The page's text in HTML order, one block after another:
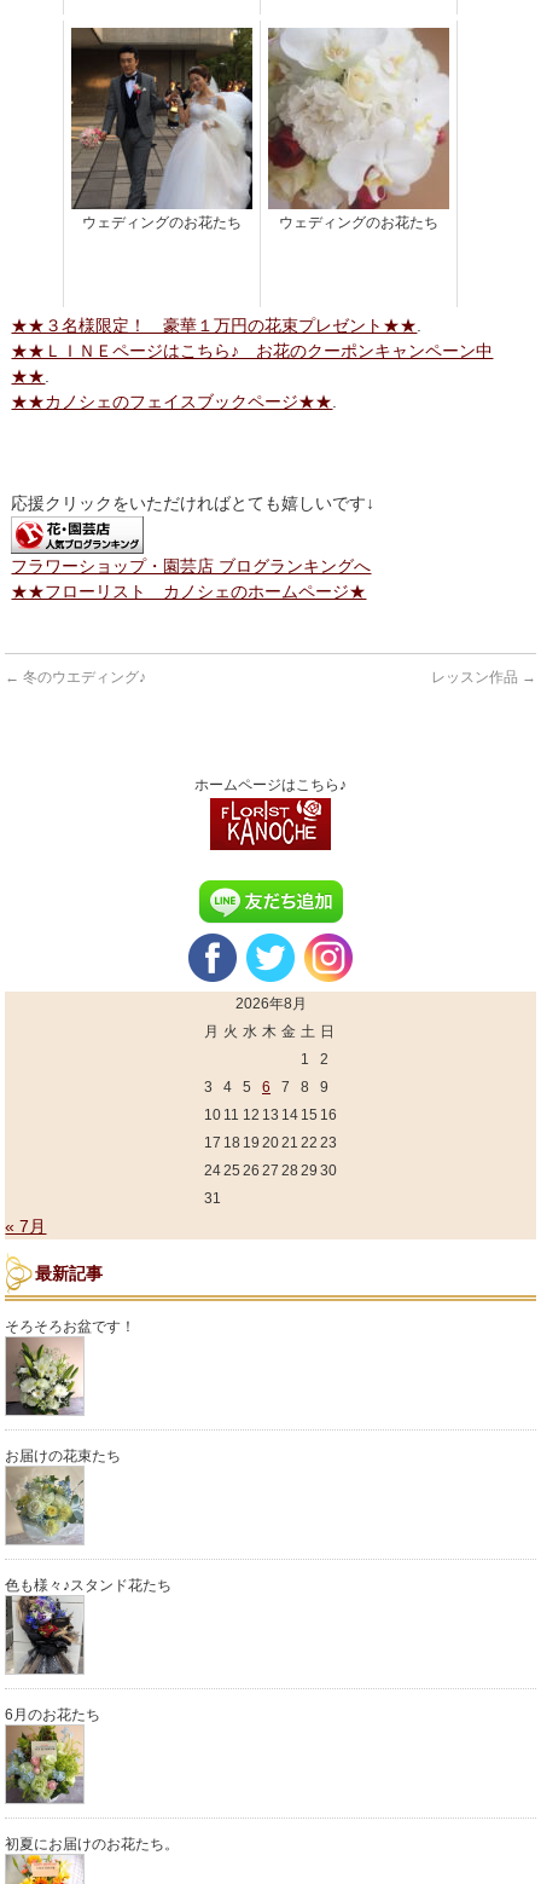
ウェディングのお花たち ウェディングのお花たち
★★３名様限定！ 豪華１万円の花束プレゼント★★.
★★ＬＩＮＥページはこちら♪ お花のクーポンキャンペーン中
★★.
★★カノシェのフェイスブックページ★★.
応援クリックをいただければとても嬉しいです↓
フラワーショップ・園芸店 ブログランキングへ
★★フローリスト カノシェのホームページ★
← 冬のウエディング♪ レッスン作品 →
ホームページはこちら♪
2026年8月
月 火 水 木 金 土 日
1
2
3
4 5 6 7 8
9
10 11 12 13 14 15 16
17 18 19 2021 22 23
2425 26 27 28 29 30
31
« 7月
最新記事
そろそろお盆です！
お届けの花束たち
色も様々♪スタンド花たち
6月のお花たち
初夏にお届けのお花たち。